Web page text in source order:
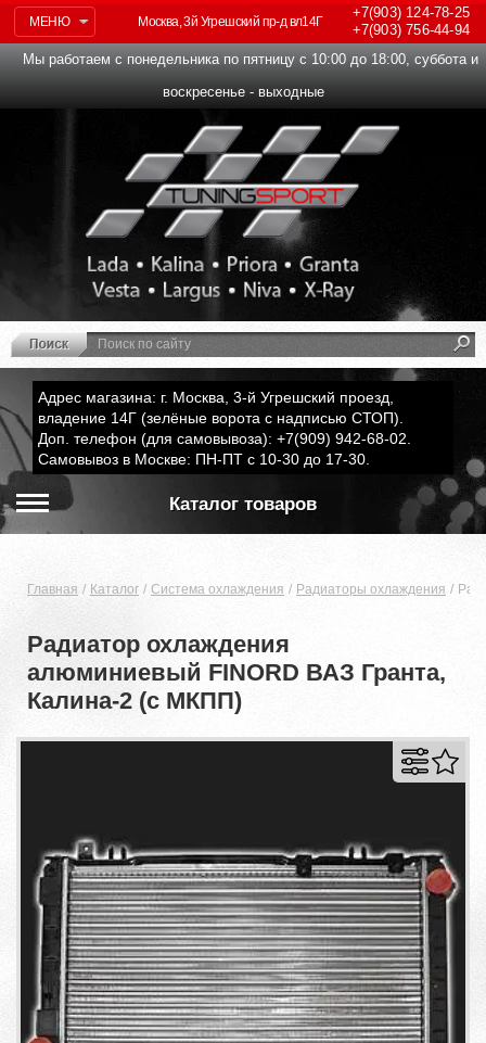
МЕНЮ
+7(903)124-78-25
+7(903)756-44-94
Москва, 3й Угрешский пр-д вл14Г
Мы работаем с понедельника по пятницу с 10:00 до 18:00, суббота и
воскресенье - выходные
Адрес магазина: г. Москва, 3-й Угрешский проезд,
владение 14Г (зелёные ворота с надписью СТОП).
Доп. телефон (для самовывоза): +7(909) 942-68-02.
Самовывоз в Москве: ПН-ПТ с 10-30 до 17-30.
Каталог товаров
Главная Каталог Система охлаждения Радиаторы охлаждения
Радиатор охлаждения
алюминиевый FINORD ВАЗ Гранта,
Калина-2 (c МКПП)